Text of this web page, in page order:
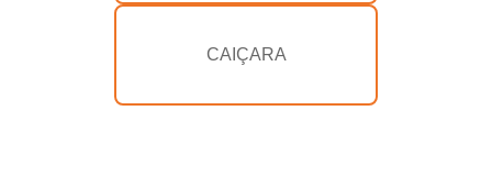
CAIÇARA